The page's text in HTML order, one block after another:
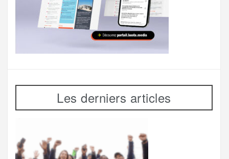
Les derniers articles